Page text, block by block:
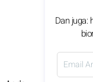
Dan juga: